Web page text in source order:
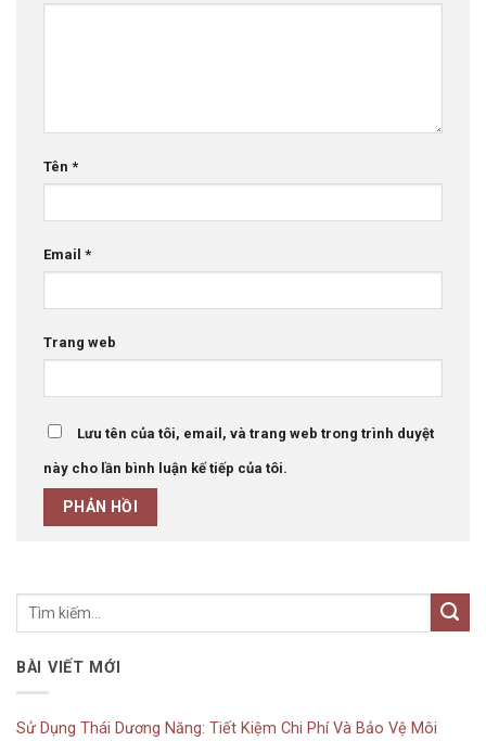
Tên *
Email *
Trang web
Lưu tên của tôi, email, và trang web trong trình duyệt
này cho lần bình luận kế tiếp của tôi.
BÀI VIẾT MỚI
Sử Dụng Thái Dương Năng: Tiết Kiệm Chi Phí Và Bảo Vệ Môi